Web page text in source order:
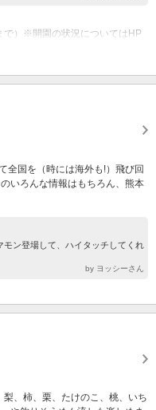
で）※開園の状況についてはHP
曜日・祝日の場合は翌平日が休
全国を（時には海外も!）飛び回
いろんな情報はもちろん、熊本
ン登場して、ハイタッチしてくれ
by ヨッシーさん
、柿、栗、たけのこ、桃、いち